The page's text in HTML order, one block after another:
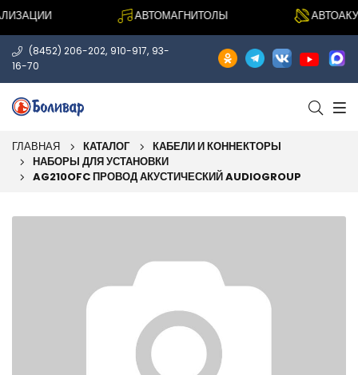
АВТОМАГНИТОЛЫ
(8452) 206-202, 910-917, 93-
16-70
ГЛАВНАЯ КАТАЛОГ
КАБЕЛИ И КОННЕКТОРЫ
НАБОРЫ ДЛЯ УСТАНОВКИ
AG210OFC ПРОВОД АКУСТИЧЕСКИЙ AUDIOGROUP